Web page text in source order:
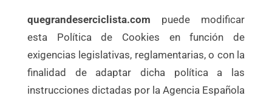
quegrandeserciclista.com puede modificar
esta Política de Cookies en función de
exigencias legislativas, reglamentarias, o con la
finalidad de adaptar dicha política a las
instrucciones dictadas por la Agencia Española